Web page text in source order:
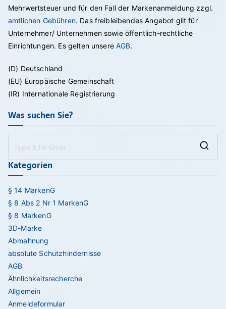
Mehrwertsteuer und für den Fall der Markenanmeldung zzgl.
amtlichen Gebühren. Das freibleibendes Angebot gilt für
Unternehmer/ Unternehmen sowie öffentlich-rechtliche
Einrichtungen. Es gelten unsereAGB.
(D) Deutschland
(EU) Europäische Gemeinschaft
(IR) Internationale Registrierung
Was suchen Sie?
Kategorien
§ 14 MarkenG
§ 8 Abs 2 Nr 1 MarkenG
§ 8 MarkenG
3D-Marke
Abmahnung
absolute Schutzhindernisse
AGB
Ähnlichkeitsrecherche
Allgemein
Anmeldeformular